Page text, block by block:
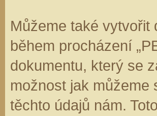
Můžeme také
během procházení
dokumentu, který se
možnost jak
těchto údajů nám.